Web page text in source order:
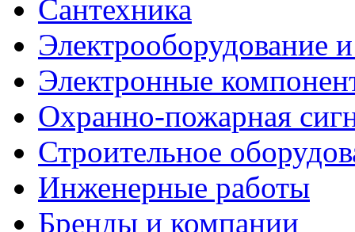
Сантехника
Электрооборудование
Электронные
Охранно-пожарная
Строительное
Инженерные работы
Бренды и компании